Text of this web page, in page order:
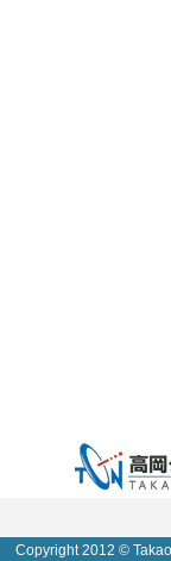
Copyright 2012 ©